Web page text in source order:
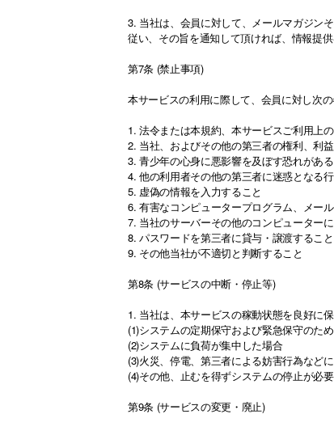
3. 当社は、会員に対して、メールマガジン
従い、その旨を通知して頂ければ、情報提
第7条 (禁止事項)
本サービスの利用に際して、会員に対し次
1. 法令または本規約、本サービスご利用上
2. 当社、およびその他の第三者の権利、利
3. 青少年の心身に悪影響を及ぼす恐れがあ
4. 他の利用者その他の第三者に迷惑となる
5. 虚偽の情報を入力すること
6. 有害なコンピュータープログラム、メー
7. 当社のサーバーその他のコンピューター
8. パスワードを第三者に貸与・譲渡するこ
9. その他当社が不適切と判断すること
第8条 (サービスの中断・停止等)
1. 当社は、本サービスの稼動状態を良好に
(1)システムの定期保守および緊急保守のた
(2)システムに負荷が集中した場合
(3)火災、停電、第三者による妨害行為など
(4)その他、止むを得ずシステムの停止が必
第9条 (サービスの変更・廃止)